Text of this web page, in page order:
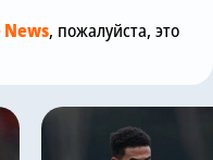
News, пожалуйста, это